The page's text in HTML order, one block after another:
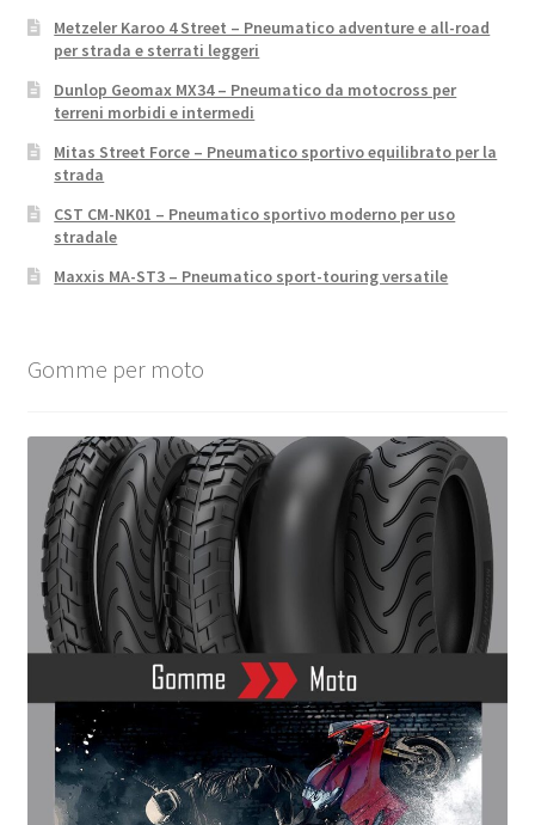
Metzeler Karoo 4 Street – Pneumatico adventure e all-road
per strada e sterrati leggeri
Dunlop Geomax MX34 – Pneumatico da motocross per
terreni morbidi e intermedi
Mitas Street Force – Pneumatico sportivo equilibrato per la
strada
CST CM-NK01 – Pneumatico sportivo moderno per uso
stradale
Maxxis MA-ST3 – Pneumatico sport-touring versatile
Gomme per moto